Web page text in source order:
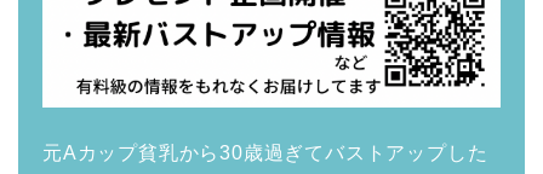
元Aカップ貧乳から30歳過ぎてバストアップした